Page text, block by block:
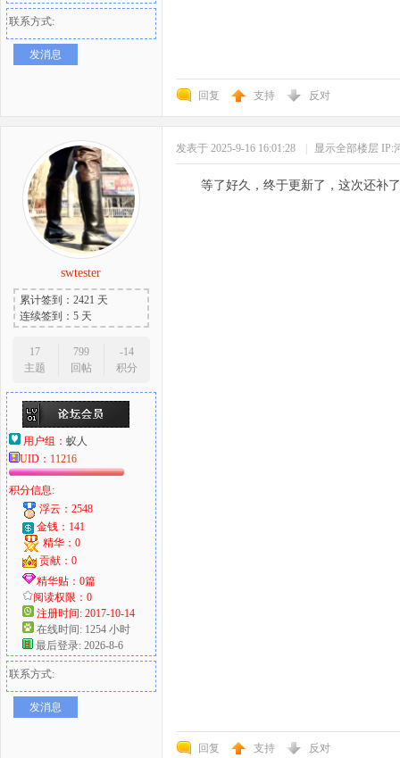
联系方式:
发消息
回复 支持 反对
swtester
累计签到：2421 天
连续签到：5 天
17
主题
799
回帖
-14
积分
用户组： 蚁人
UID： 11216
积分信息:
浮云：2548
金钱：141
精华：0
贡献：0
精华贴：0篇
阅读权限：0
注册时间: 2017-10-14
在线时间: 1254 小时
最后登录: 2026-8-6
联系方式:
发消息
发表于 2025-9-16 16:01:28 显示全部楼层 IP:
等了好久，终于更新了，这次还补
回复 支持 反对